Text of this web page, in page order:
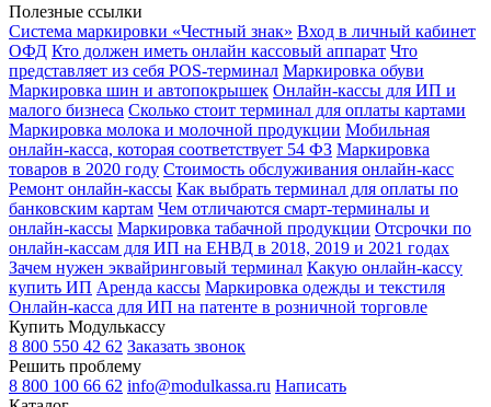
Полезные ссылки
Система маркировки «Честный знак» Вход в личный кабинет
ОФД Кто должен иметь онлайн кассовый аппарат Что
представляет из себя POS-терминал Маркировка обуви
Маркировка шин и автопокрышек Онлайн-кассы для ИП и
малого бизнеса Сколько стоит терминал для оплаты картами
Маркировка молока и молочной продукции Мобильная
онлайн-касса, которая соответствует 54 ФЗ Маркировка
товаров в 2020 году Стоимость обслуживания онлайн-касс
Ремонт онлайн-кассы Как выбрать терминал для оплаты по
банковским картам Чем отличаются смарт-терминалы и
онлайн-кассы Маркировка табачной продукции Отсрочки по
онлайн-кассам для ИП на ЕНВД в 2018, 2019 и 2021 годах
Зачем нужен эквайринговый терминал Какую онлайн-кассу
купить ИП Аренда кассы Маркировка одежды и текстиля
Онлайн-касса для ИП на патенте в розничной торговле
Купить Модулькассу
8 800 550 42 62 Заказать звонок
Решить проблему
8 800 100 66 62 info@modulkassa.ru Написать